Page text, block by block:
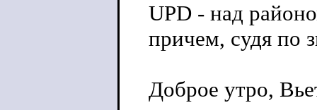
UPD - над
причем, судя по
Доброе утро,